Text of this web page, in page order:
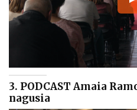
3. PODCAST Amaia
nagusia